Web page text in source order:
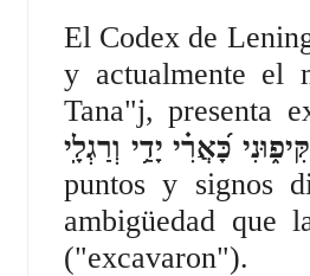
El Codex de
y actualmente el
Tana"j, presenta
כָּ֝אֲרִ֗י יָדַ֥י וְרַגְלָֽי
puntos y signos
ambigüedad que
("excavaron").